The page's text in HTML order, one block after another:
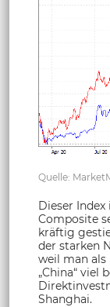
Quelle:
Dieser
Composite
kräftig
der starken
weil man als
„China“ viel
Shanghai.